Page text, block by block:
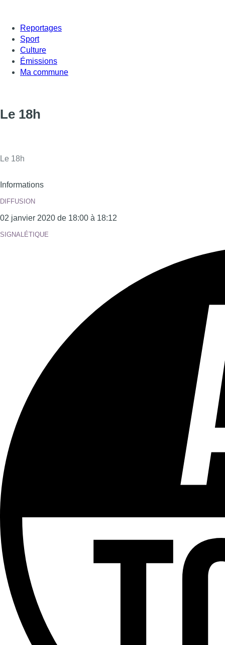
Reportages
Sport
Culture
Émissions
Ma commune
Le 18h
Le 18h
Informations
DIFFUSION
02 janvier 2020 de 18:00 à 18:12
SIGNALÉTIQUE